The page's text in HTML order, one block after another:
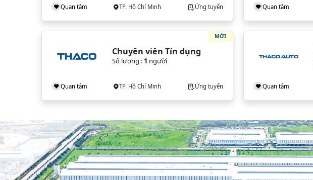
Quan tâm TP. Hồ Chí Minh Ứng tuyển Quan tâm
Chuyên viên Tín dụng
Số lượng :1 người
Quan tâm TP. Hồ Chí Minh Ứng tuyển
MỚI
Quan tâm